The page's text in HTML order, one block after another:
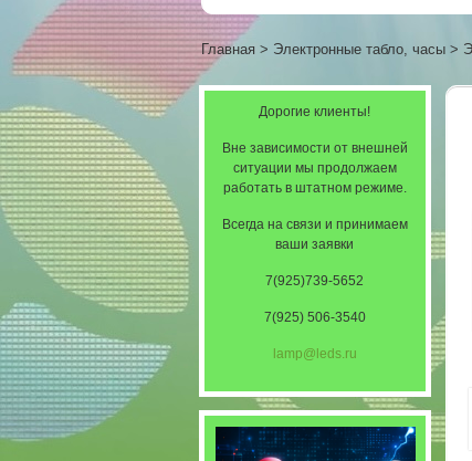
Главная > Электронные табло, часы >
Дорогие клиенты!
Вне зависимости от внешней
ситуации мы продолжаем
работать в штатном режиме.
Всегда на связи и принимаем
ваши заявки
7(925)739-5652
7(925) 506-3540
lamp@leds.ru